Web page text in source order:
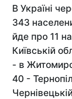
В Україні
343
йде про 11
Київській
- в
40 -